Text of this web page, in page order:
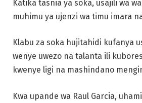
Katika tasnia ya soka, usajili wa
muhimu ya ujenzi wa timu imara
Klabu za soka hujitahidi kufanya
wenye uwezo na talanta ili
kwenye ligi na mashindano
Kwa upande wa Raul Garcia,